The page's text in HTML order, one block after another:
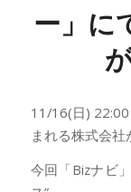
ー」に
11/16(日)
まれる株式会社
今回「Bizナビ